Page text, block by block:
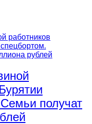
получат